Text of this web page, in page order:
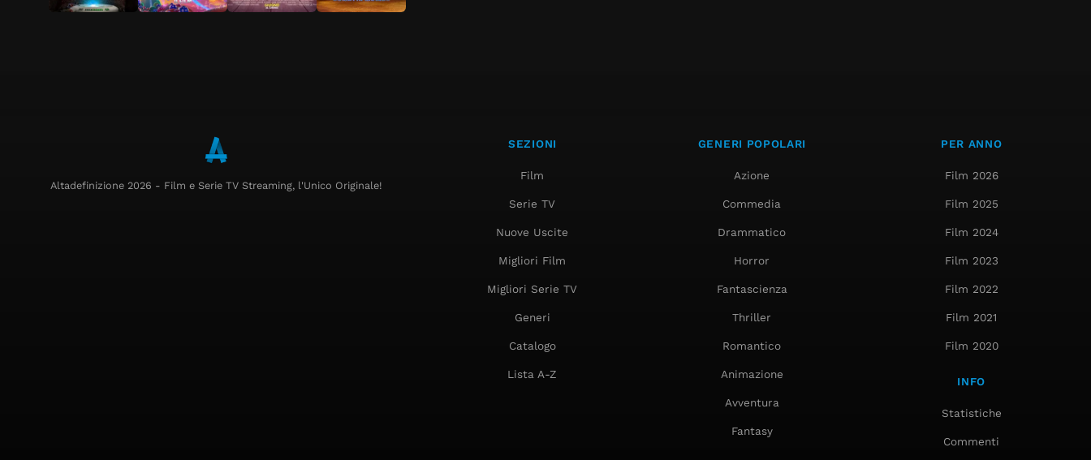
Altadefinizione 2026 - Film e Serie TV Streaming, l'Unico Originale!
SEZIONI
Film
Serie TV
Nuove Uscite
Migliori Film
Migliori Serie TV
Generi
Catalogo
Lista A-Z
GENERI POPOLARI
Azione
Commedia
Drammatico
Horror
Fantascienza
Thriller
Romantico
Animazione
Avventura
Fantasy
PER ANNO
Film 2026
Film 2025
Film 2024
Film 2023
Film 2022
Film 2021
Film 2020
INFO
Statistiche
Commenti